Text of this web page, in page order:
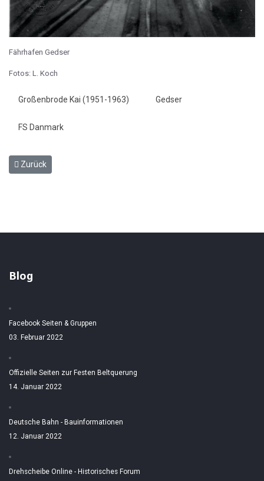
Fährhafen Gedser
Fotos: L. Koch
Großenbrode Kai (1951-1963) Gedser
FS Danmark
Vorheriger Beitrag: Gedser (DK)
Zurück
Blog
Facebook Seiten & Gruppen
03. Februar 2022
Offizielle Seiten zur Festen Beltquerung
14. Januar 2022
Deutsche Bahn - Bauinformationen
12. Januar 2022
Drehscheibe Online - Historisches Forum